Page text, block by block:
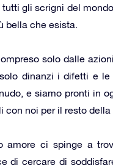
gli scrigni del
bella che esista.
solo dalle
dinanzi i difetti e
e siamo pronti in
con noi per il resto
ci spinge a
di cercare di